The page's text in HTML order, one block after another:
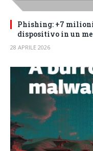
Phishing: +7
dispositivo in un
28 APRILE 2026